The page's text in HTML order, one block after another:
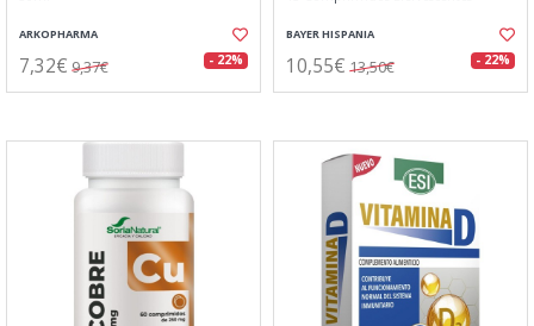
ARKOPHARMA
7,32€ 9,37€ - 22%
BAYER HISPANIA
10,55€ 13,50€ - 22%